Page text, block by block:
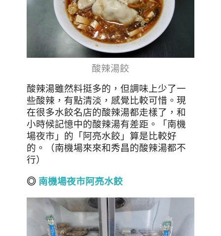
酸辣湯餃
酸辣湯雖然料挺多的，但調味上少了一
些酸辣，有點清淡，感覺比較可惜。現
在很多水餃名店的酸辣湯都走樣了，和
小時候記憶中的酸辣湯有差距。「南機
場夜市」的「阿亮水餃」算是比較好
的。（南機場來來和秀昌的酸辣湯都不
行）
◎ 南機場夜市阿亮水餃